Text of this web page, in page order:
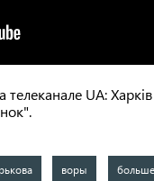
UA:
воры